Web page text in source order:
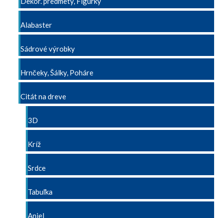
Alabaster
Sádrové výrobky
Hrnčeky, Šálky, Poháre
Citát na dreve
3D
Kríž
Srdce
Tabuľka
Anjel